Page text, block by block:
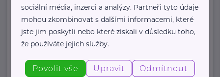
https://www.brazdimskystatek.cz/
+420 605 244 772
houstecka.alena@gmail.com
Zobrazit přehled společností
sociální média, inzerci a analýzy. Partneři tyto údaje
mohou zkombinovat s dalšími informacemi, které
jste jim poskytli nebo které získali v důsledku toho,
že používáte jejich služby.
Povolit vše Upravit Odmítnout